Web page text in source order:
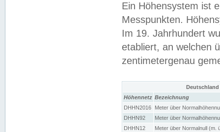
Ein Höhensystem ist
Messpunkten.
Im 19. Jahrhundert
etabliert, an welchen
zentimetergenau
Höhennetz Bezeichnung
DHHN2016
Meter über
DHHN92
Meter über
DHHN12
Meter über Normalnull (m.